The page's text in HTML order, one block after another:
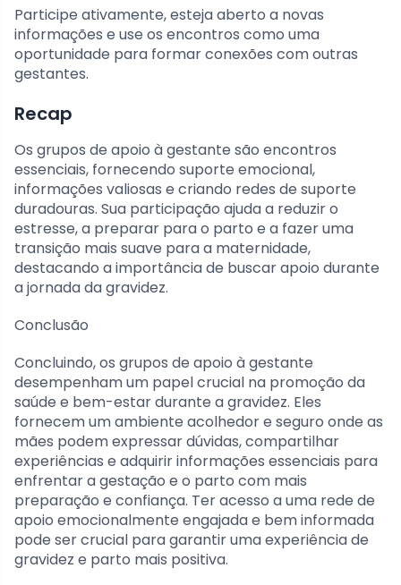
Participe ativamente, esteja aberto a novas
informações e use os encontros como uma
oportunidade para formar conexões com outras
gestantes.
Recap
Os grupos de apoio à gestante são encontros
essenciais, fornecendo suporte emocional,
informações valiosas e criando redes de suporte
duradouras. Sua participação ajuda a reduzir o
estresse, a preparar para o parto e a fazer uma
transição mais suave para a maternidade,
destacando a importância de buscar apoio durante
a jornada da gravidez.
Conclusão
Concluindo, os grupos de apoio à gestante
desempenham um papel crucial na promoção da
saúde e bem-estar durante a gravidez. Eles
fornecem um ambiente acolhedor e seguro onde as
mães podem expressar dúvidas, compartilhar
experiências e adquirir informações essenciais para
enfrentar a gestação e o parto com mais
preparação e confiança. Ter acesso a uma rede de
apoio emocionalmente engajada e bem informada
pode ser crucial para garantir uma experiência de
gravidez e parto mais positiva.